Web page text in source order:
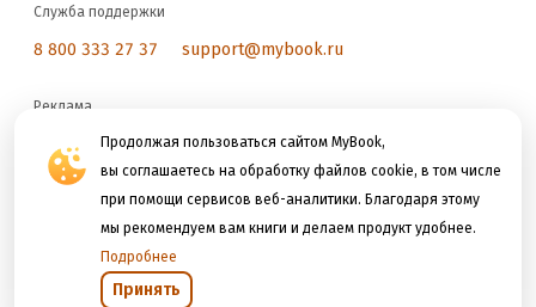
Продолжая пользоваться сайтом MyBook,
вы соглашаетесь на обработку файлов cookie, в том числе
при помощи сервисов веб-аналитики. Благодаря этому
мы рекомендуем вам книги и делаем продукт удобнее.
Подробнее
Принять
Служба поддержки
8 800 333 27 37 support@mybook.ru
Реклама
reklama@litres.ru
Мы принимаем к оплате